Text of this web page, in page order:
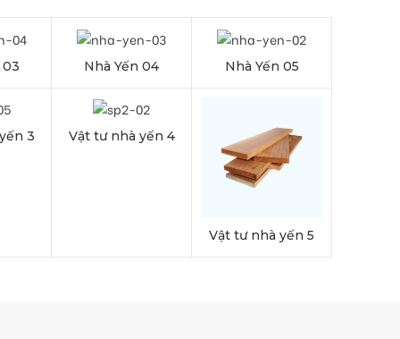
03 Nhà Yến 04 Nhà Yến 05
3 Vật tư nhà yến 4
Vật tư nhà yến 5